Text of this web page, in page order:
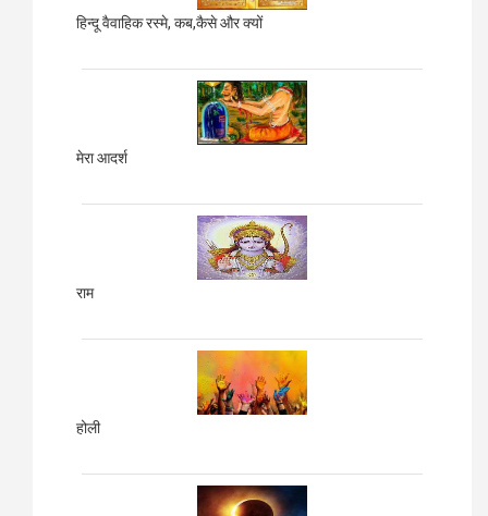
हिन्दू वैवाहिक रस्मे, कब,कैसे और क्यों
मेरा आदर्श
राम
होली